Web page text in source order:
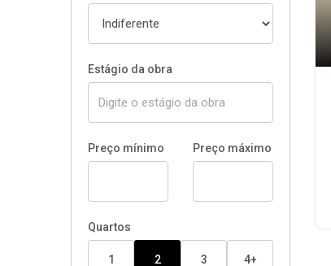
Estágio da obra
Preço mínimo Preço máximo
Quartos
1 2 3 4+